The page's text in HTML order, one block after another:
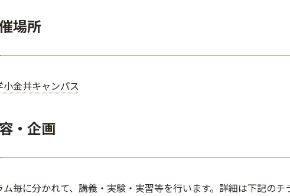
場所
小金井キャンパス
・企画
毎に分かれて、講義・実験・実習等を行います。詳細は下記のチ